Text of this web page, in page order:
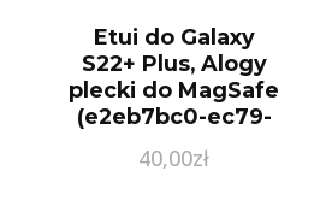
Etui do Galaxy
S22+ Plus, Alogy
plecki do MagSafe
(e2eb7bc0-ec79-
a45cf2e5eb79)
40,00zł